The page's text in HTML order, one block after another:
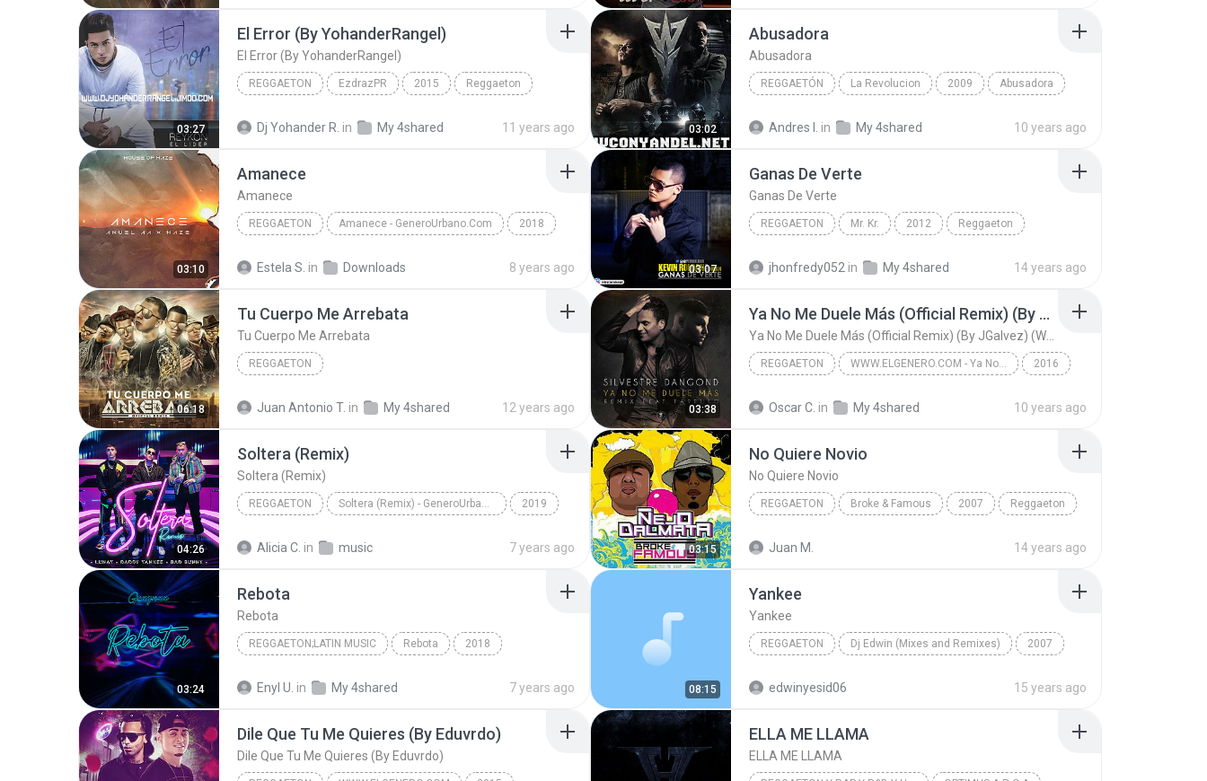
03:27
El Error (By YohanderRangel)
El Error (By YohanderRangel)
REGGAETON EzdrazPR 2015 Reggaeton
Dj Yohander R. in My 4shared 11 years ago 03:02
Abusadora
Abusadora
REGGAETÓN La Revolucion 2009 Abusadora
Andres I. in My 4shared 10 years ago
03:10
Amanece
Amanece
REGGAETON Amanece - GeneroUrbano.Com 2018
Estela S. in Downloads 8 years ago 03:07
Ganas De Verte
Ganas De Verte
REGGAETON Mr. Kr. 2012 Reggaeton
jhonfredy052 in My 4shared 14 years ago
06:18
Tu Cuerpo Me Arrebata
Tu Cuerpo Me Arrebata
REGGAETON
Juan Antonio T. in My 4shared 12 years ago 03:38
Ya No Me Duele Más (Official Remix) (By JGalvez) (WWW.ELGENERO.COM)
REGGAETON WWW.ELGENERO.COM - Ya No Me Duele Más 2016
Oscar C. in My 4shared 10 years ago
04:26
Soltera (Remix)
Soltera (Remix)
REGGAETON Soltera (Remix) - GeneroUrbano.Com 2019
Alicia C. in music 7 years ago 03:15
No Quiere Novio
No Quiere Novio
REGGAETON Broke & Famous 2007 Reggaeton
Juan M. 14 years ago
03:24
Rebota
Rebota
REGGAETON;LATIN MUSIC Rebota 2018
Enyl U. in My 4shared 7 years ago 08:15
Yankee
Yankee
REGGAETON Dj Edwin (Mixes and Remixes) 2007
edwinyesid06 15 years ago
Dile Que Tu Me Quieres (By Eduvrdo)
Dile Que Tu Me Quieres (By Eduvrdo)
ELLA ME LLAMA
ELLA ME LLAMA